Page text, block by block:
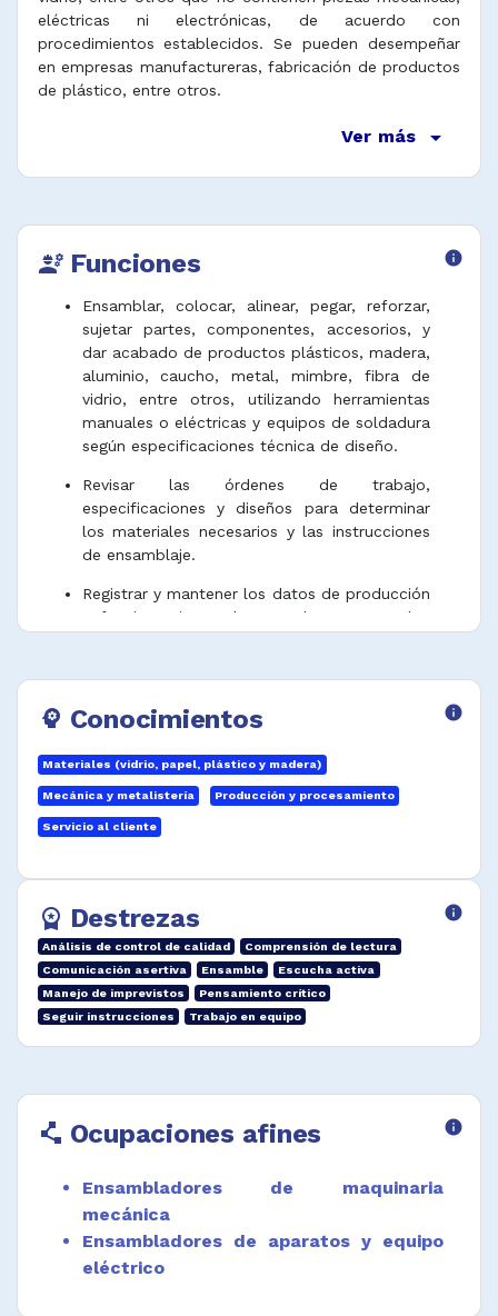
eléctricas ni electrónicas, de acuerdo con
procedimientos establecidos. Se pueden desempeñar
en empresas manufactureras, fabricación de productos
de plástico, entre otros.
Ver más arrow_drop_down
engineering Funciones info
Ensamblar, colocar, alinear, pegar, reforzar,
sujetar partes, componentes, accesorios, y
dar acabado de productos plásticos, madera,
aluminio, caucho, metal, mimbre, fibra de
vidrio, entre otros, utilizando herramientas
manuales o eléctricas y equipos de soldadura
según especificaciones técnica de diseño.
Revisar las órdenes de trabajo,
especificaciones y diseños para determinar
los materiales necesarios y las instrucciones
de ensamblaje.
Registrar y mantener los datos de producción
y funcionamiento de acuerdo a protocolos
Revisar y probar piezas y ensamblajes
con las especificaciones, detectar productos
defectuosos en forma visual o usando
patrones e instrumentos.
psychology Conocimientos info
Materiales (vidrio, papel, plástico y madera)
Mecánica y metalistería Producción y procesamiento
Servicio al cliente
workspace_premium Destrezas info
Análisis de control de calidad
Comprensión de lectura
Comunicación asertiva
Ensamble
Escucha activa
Manejo de imprevistos
Pensamiento crítico
Seguir instrucciones
Trabajo en equipo
polyline Ocupaciones afines info
Ensambladores de maquinaria
mecánica
Ensambladores de aparatos y equipo
eléctrico